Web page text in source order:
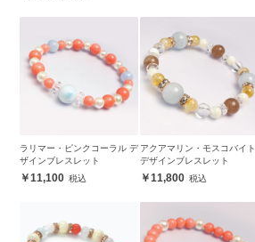
ラリマー・ピンクコーラル デ
ザインブレスレット
11,100
アクアマリン・モスコバイト
デザインブレスレット
11,800